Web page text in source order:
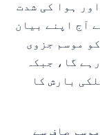
ہوا کی شدت
آج اپنے بیان
موسم جزوی
گا، جبکہ
بارش کا
صاف سے